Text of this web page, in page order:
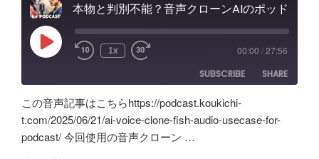
ン
の
と
試
行
ス
配
し
た
ノ
ポ
ド
ト
自
作
Play
Episode 1x 00:00 /27:56
SUBSCRIBE
SHARE
Amazon
Apple Podcasts
RSS
SHARE
LINK
この音声記事はこちらhttps://podcast.koukichi-
t.com/2025/06/21/ai-voice-clone-fish-audio-usecase-for-
podcast/ 今回使用の音声クローン …